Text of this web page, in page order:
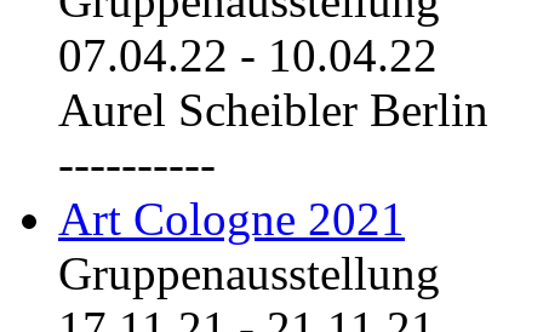
07.04.22 - 10.04.22
Aurel Scheibler Berlin
----------
Art Cologne 2021
Gruppenausstellung